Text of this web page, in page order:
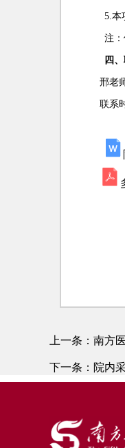
5. 本
注
四
邢老
联系
上一条： 南方
下一条： 院内